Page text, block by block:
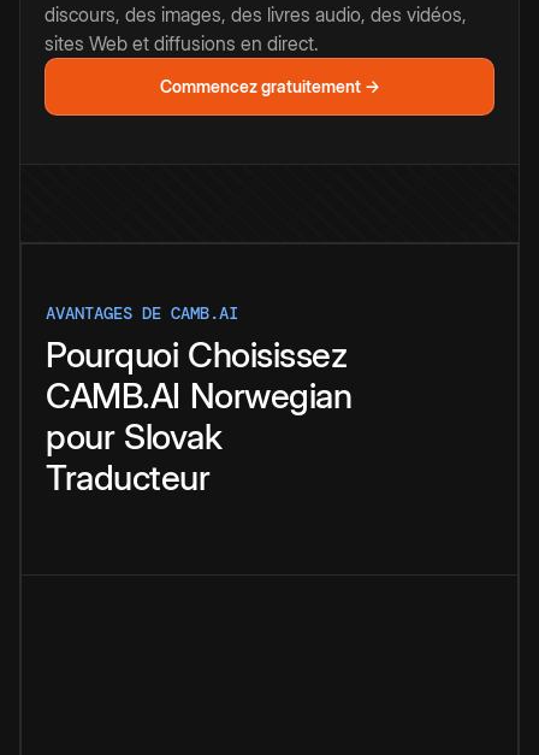
discours, des images, des livres audio, des vidéos,
sites Web et diffusions en direct.
Commencez gratuitement →
AVANTAGES DE CAMB.AI
Pourquoi Choisissez
CAMB.AI Norwegian
pour Slovak
Traducteur